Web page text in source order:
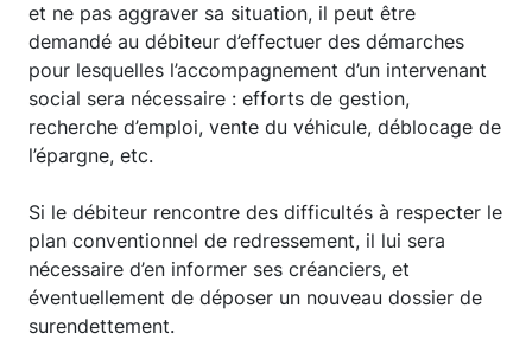
et ne pas aggraver sa situation, il peut être
demandé au débiteur d’effectuer des démarches
pour lesquelles l’accompagnement d’un intervenant
social sera nécessaire : efforts de gestion,
recherche d’emploi, vente du véhicule, déblocage de
l’épargne, etc.
Si le débiteur rencontre des difficultés à respecter le
plan conventionnel de redressement, il lui sera
nécessaire d’en informer ses créanciers, et
éventuellement de déposer un nouveau dossier de
surendettement.